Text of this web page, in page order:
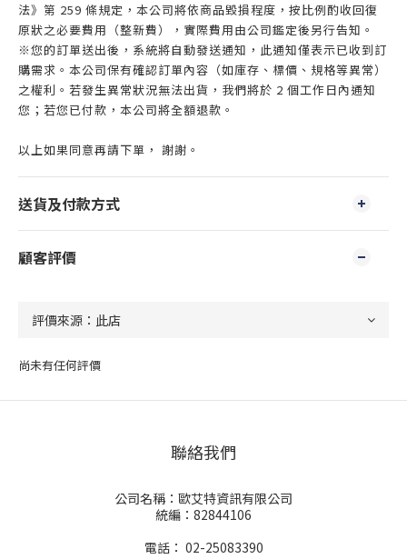
法》第 259 條規定，本公司將依商品毀損程度，按比例酌收回復
原狀之必要費用（整新費），實際費用由公司鑑定後另行告知。
※您的訂單送出後，系統將自動發送通知，此通知僅表示已收到訂
購需求。本公司保有確認訂單內容（如庫存、標價、規格等異常）
之權利。若發生異常狀況無法出貨，我們將於 2 個工作日內通知
您；若您已付款，本公司將全額退款。
以上如果同意再請下單， 謝謝。
送貨及付款方式
顧客評價
尚未有任何評價
聯絡我們
公司名稱：歐艾特資訊有限公司
統編：82844106
電話： 02-25083390